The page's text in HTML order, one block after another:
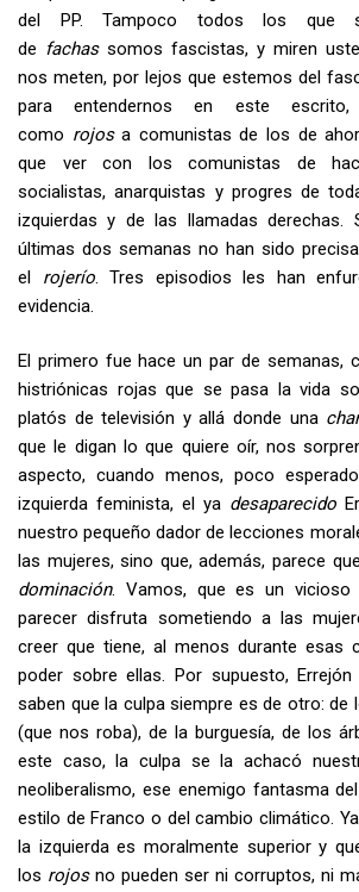
del PP. Tampoco todos los que
de fachassomos fascistas, y miren
nos meten, por lejos que estemos del
para entendernos en este escrito,
como rojosa comunistas de los de
que ver con los comunistas de
socialistas, anarquistas y progres de
izquierdas y de las llamadas derechas.
últimas dos semanas no han sido
el rojerío. Tres episodios les han
evidencia.
El primero fue hace un par de semanas,
histriónicas rojas que se pasa la vida
platós de televisión y allá donde una
que le digan lo que quiere oír, nos
aspecto, cuando menos, poco
izquierda feminista, el ya desaparecido
nuestro pequeño dador de lecciones
las mujeres, sino que, además, parece
dominación. Vamos, que es un vicioso
parecer disfruta sometiendo a las
creer que tiene, al menos durante esas
poder sobre ellas. Por supuesto,
saben que la culpa siempre es de otro: de
(que nos roba), de la burguesía, de los
este caso, la culpa se la achacó
neoliberalismo, ese enemigo fantasma
estilo de Franco o del cambio climático.
la izquierda es moralmente superior y
los rojosno pueden ser ni corruptos, ni